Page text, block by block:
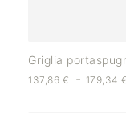
Griglia
137,86 € - 179,34€